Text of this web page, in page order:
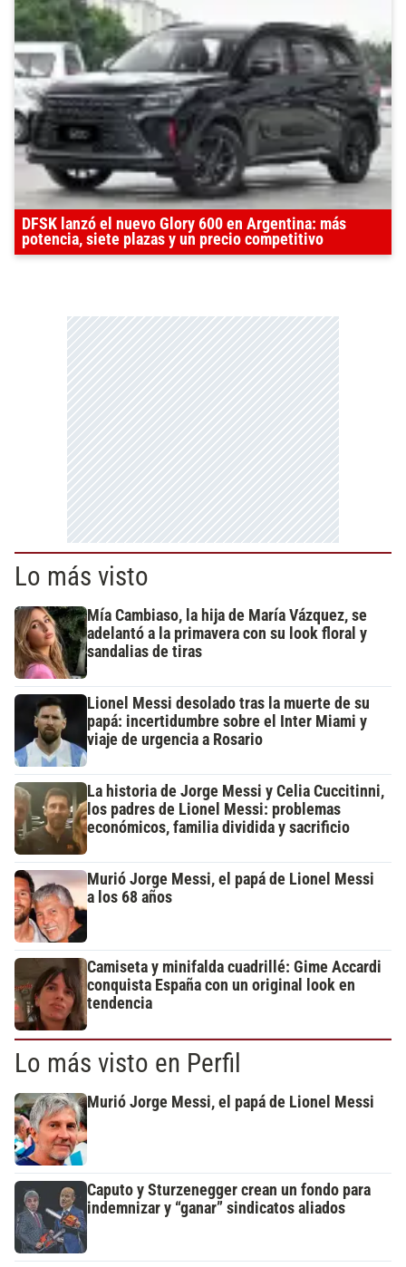
DFSK lanzó el nuevo Glory 600 en Argentina: más
potencia, siete plazas y un precio competitivo
Lo más visto
Mía Cambiaso, la hija de María Vázquez, se
adelantó a la primavera con su look floral y
sandalias de tiras
Lionel Messi desolado tras la muerte de su
papá: incertidumbre sobre el Inter Miami y
viaje de urgencia a Rosario
La historia de Jorge Messi y Celia Cuccitinni,
los padres de Lionel Messi: problemas
económicos, familia dividida y sacrificio
Murió Jorge Messi, el papá de Lionel Messi
a los 68 años
Camiseta y minifalda cuadrillé: Gime Accardi
conquista España con un original look en
tendencia
Lo más visto en Perfil
Murió Jorge Messi, el papá de Lionel Messi
Caputo y Sturzenegger crean un fondo para
indemnizar y “ganar” sindicatos aliados